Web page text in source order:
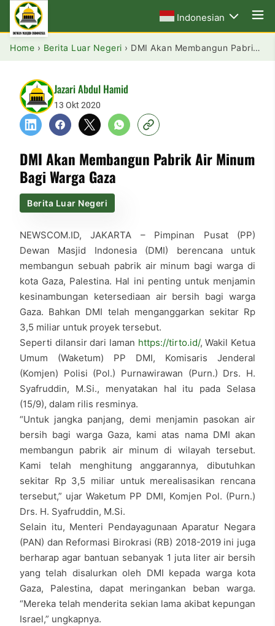
Indonesian
Home › Berita Luar Negeri › DMI Akan Membangun Pabrik Air Minum Bagi Warga Gaza
Jazari Abdul Hamid
13 Okt 2020
DMI Akan Membangun Pabrik Air Minum
Bagi Warga Gaza
Berita Luar Negeri
NEWSCOM.ID, JAKARTA – Pimpinan Pusat (PP)
Dewan Masjid Indonesia (DMI) berencana untuk
membangun sebuah pabrik air minum bagi warga di
kota Gaza, Palestina. Hal ini penting untuk menjamin
kesinambungan ketersediaan air bersih bagi warga
Gaza. Bahkan DMI telah menganggarkan sekitar Rp
3,5 miliar untuk proyek tersebut.
Seperti dilansir dari laman https://tirto.id/, Wakil Ketua
Umum (Waketum) PP DMI, Komisaris Jenderal
(Komjen) Polisi (Pol.) Purnawirawan (Purn.) Drs. H.
Syafruddin, M.Si., menyatakan hal itu pada Selasa
(15/9), dalam rilis resminya.
“Untuk jangka panjang, demi menjamin pasokan air
bersih bagi warga Gaza, kami atas nama DMI akan
membangun pabrik air minum di wilayah tersebut.
Kami telah menghitung anggarannya, dibutuhkan
sekitar Rp 3,5 miliar untuk merealisasikan rencana
tersebut,” ujar Waketum PP DMI, Komjen Pol. (Purn.)
Drs. H. Syafruddin, M.Si.
Selain itu, Menteri Pendayagunaan Aparatur Negara
(PAN) dan Reformasi Birokrasi (RB) 2018-2019 ini juga
berharap agar bantuan sebanyak 1 juta liter air bersih
yang telah disalurkan oleh DMI kepada warga kota
Gaza, Palestina, dapat meringankan beban warga.
“Mereka telah menderita sekian lama akibat kepungan
Israel,” ungkapnya.